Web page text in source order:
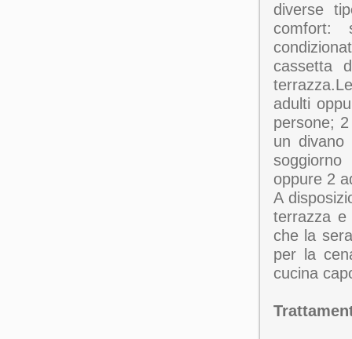
diverse
comfort:
cassetta
adulti
persone;
un divano
oppure 2
A
terrazza e
che la
per la
cucina